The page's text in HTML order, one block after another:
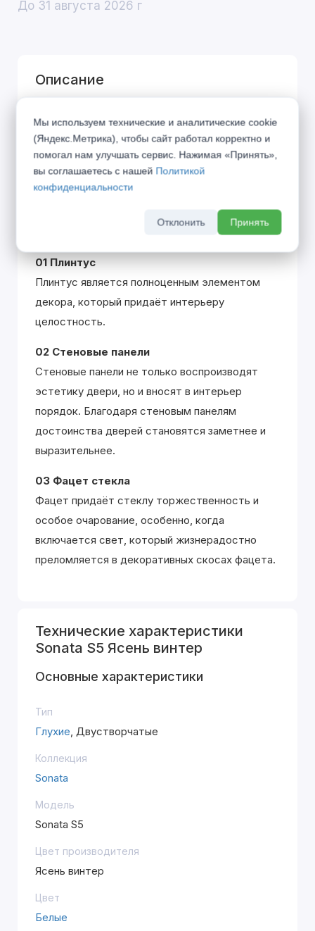
До 31 августа 2026 г
Описание
великими музыкальными произведениями
одноименного жанра. Вклад каждой детали
похож на распределение партий в оркестре,
где только гармоничное звучание всех
участников создаёт единую законченную
01 Плинтус
Плинтус является полноценным элементом
декора, который придаёт интерьеру
целостность.
02 Стеновые панели
Стеновые панели не только воспроизводят
эстетику двери, но и вносят в интерьер
порядок. Благодаря стеновым панелям
достоинства дверей становятся заметнее и
выразительнее.
03 Фацет стекла
Фацет придаёт стеклу торжественность и
особое очарование, особенно, когда
включается свет, который жизнерадостно
преломляется в декоративных скосах фацета.
Технические характеристики
Sonata S5 Ясень винтер
Основные характеристики
Тип
Глухие, Двустворчатые
Коллекция
Sonata
Модель
Sonata S5
Цвет производителя
Ясень винтер
Цвет
Белые
Мы используем технические и аналитические cookie
(Яндекс.Метрика), чтобы сайт работал корректно и
помогал нам улучшать сервис. Нажимая «Принять»,
вы соглашаетесь с нашей Политикой
конфиденциальности
Отклонить Принять